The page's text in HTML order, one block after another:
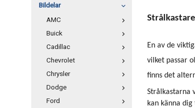
Bildelar
AMC
Buick
Cadillac
Chevrolet
Chrysler
Dodge
Ford
Strålkastare
En av de
vilket passar
finns det
Strålkastarna
kan känna